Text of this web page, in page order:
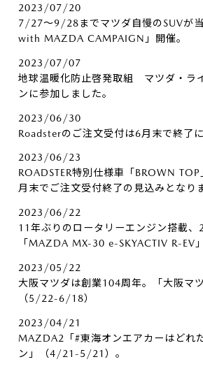
2023/07/20
7/27～9/28までマツダ自慢のSUVが
with MAZDA CAMPAIGN」開催。
2023/07/07
地球温暖化防止啓発取組 マツダ・ラ
ンに参加しました。
2023/06/30
Roadsterのご注文受付は6月末で終了に
2023/06/23
ROADSTER特別仕様車「BROWN
月末でご注文受付終了の見込みとなり
2023/06/22
11年ぶりのロータリーエンジン搭載、
「MAZDA MX-30 e-SKYACTIV R-EV
2023/05/22
大阪マツダは創業104周年。「大阪マ
（5/22-6/18）
2023/04/21
MAZDA2「#東海オンエアカーはどれ
ン」（4/21-5/21）。